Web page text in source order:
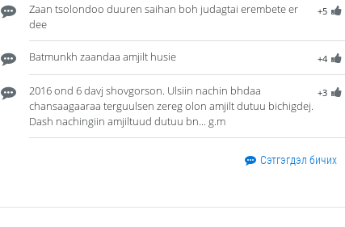
+5
Zaan tsolondoo duuren saihan boh judagtai erembete er
dee
+4
Batmunkh zaandaa amjilt husie
+3
2016 ond 6 davj shovgorson. Ulsiin nachin bhdaa
chansaagaaraa terguulsen zereg olon amjilt dutuu bichigdej.
Dash nachingiin amjiltuud dutuu bn... g.m
Сэтгэгдэл бичих